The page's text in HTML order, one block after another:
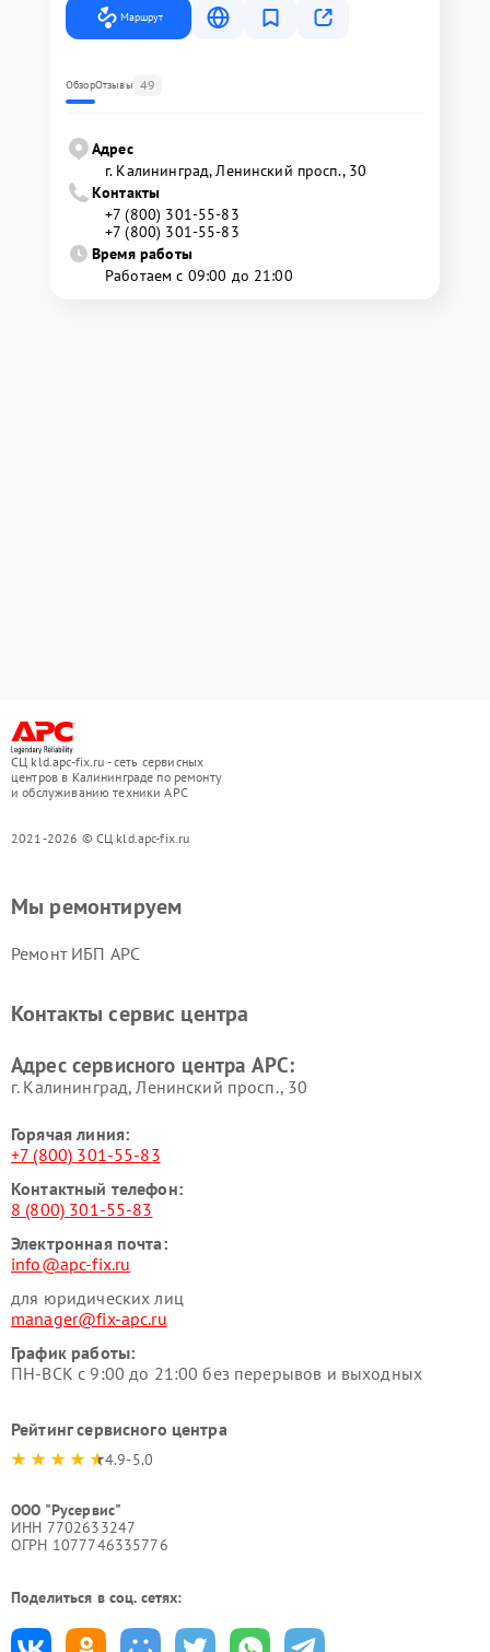
Маршрут
ОбзорОтзывы 49
Адрес
г. Калининград, Ленинский просп., 30
Контакты
+7 (800) 301-55-83
+7 (800) 301-55-83
Время работы
Работаем с 09:00 до 21:00
СЦ kld.apc-fix.ru - сеть сервисных
центров в Калининграде по ремонту
и обслуживанию техники APC
2021-2026 © СЦ kld.apc-fix.ru
Мы ремонтируем
Ремонт ИБП APC
Контакты сервис центра
Адрес сервисного центра APC:
г. Калининград, Ленинский просп., 30
Горячая линия:
+7 (800) 301-55-83
Контактный телефон:
8 (800) 301-55-83
Электронная почта:
info@apc-fix.ru
для юридических лиц
manager@fix-apc.ru
График работы:
ПН-ВСК с 9:00 до 21:00 без перерывов и выходных
Рейтинг сервисного центра
4.9-5.0
ООО "Русервис"
ИНН 7702633247
ОГРН 1077746335776
Поделиться в соц. сетях: